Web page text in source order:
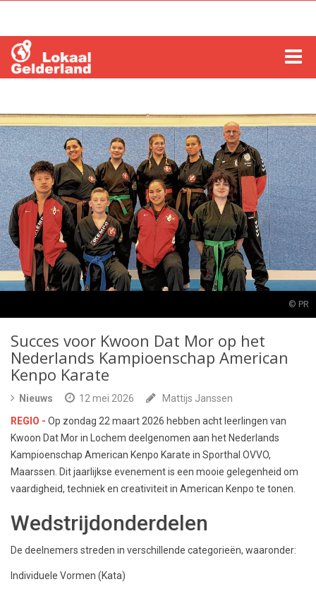
LOCHEM
ZUTPHEN
COLUMNS
RADIO
ZOEKEN
© PR
Succes voor Kwoon Dat Mor op het
Nederlands Kampioenschap American
Kenpo Karate
Nieuws 12 mei 2026
Mattijs Janssen
REGIO - Op zondag 22 maart 2026 hebben acht leerlingen van
Kwoon Dat Mor in Lochem deelgenomen aan het Nederlands
Kampioenschap American Kenpo Karate in Sporthal OVVO,
Maarssen. Dit jaarlijkse evenement is een mooie gelegenheid om
vaardigheid, techniek en creativiteit in American Kenpo te tonen.
Wedstrijdonderdelen
De deelnemers streden in verschillende categorieën, waaronder:
Individuele Vormen (Kata)